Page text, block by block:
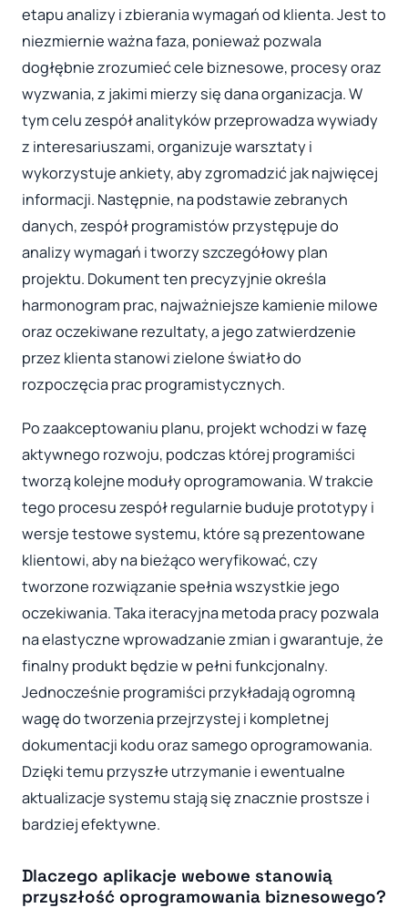
etapu analizy i zbierania wymagań od klienta. Jest to
niezmiernie ważna faza, ponieważ pozwala
dogłębnie zrozumieć cele biznesowe, procesy oraz
wyzwania, z jakimi mierzy się dana organizacja. W
tym celu zespół analityków przeprowadza wywiady
z interesariuszami, organizuje warsztaty i
wykorzystuje ankiety, aby zgromadzić jak najwięcej
informacji. Następnie, na podstawie zebranych
danych, zespół programistów przystępuje do
analizy wymagań i tworzy szczegółowy plan
projektu. Dokument ten precyzyjnie określa
harmonogram prac, najważniejsze kamienie milowe
oraz oczekiwane rezultaty, a jego zatwierdzenie
przez klienta stanowi zielone światło do
rozpoczęcia prac programistycznych.
Po zaakceptowaniu planu, projekt wchodzi w fazę
aktywnego rozwoju, podczas której programiści
tworzą kolejne moduły oprogramowania. W trakcie
tego procesu zespół regularnie buduje prototypy i
wersje testowe systemu, które są prezentowane
klientowi, aby na bieżąco weryfikować, czy
tworzone rozwiązanie spełnia wszystkie jego
oczekiwania. Taka iteracyjna metoda pracy pozwala
na elastyczne wprowadzanie zmian i gwarantuje, że
finalny produkt będzie w pełni funkcjonalny.
Jednocześnie programiści przykładają ogromną
wagę do tworzenia przejrzystej i kompletnej
dokumentacji kodu oraz samego oprogramowania.
Dzięki temu przyszłe utrzymanie i ewentualne
aktualizacje systemu stają się znacznie prostsze i
bardziej efektywne.
Dlaczego aplikacje webowe stanowią
przyszłość oprogramowania biznesowego?